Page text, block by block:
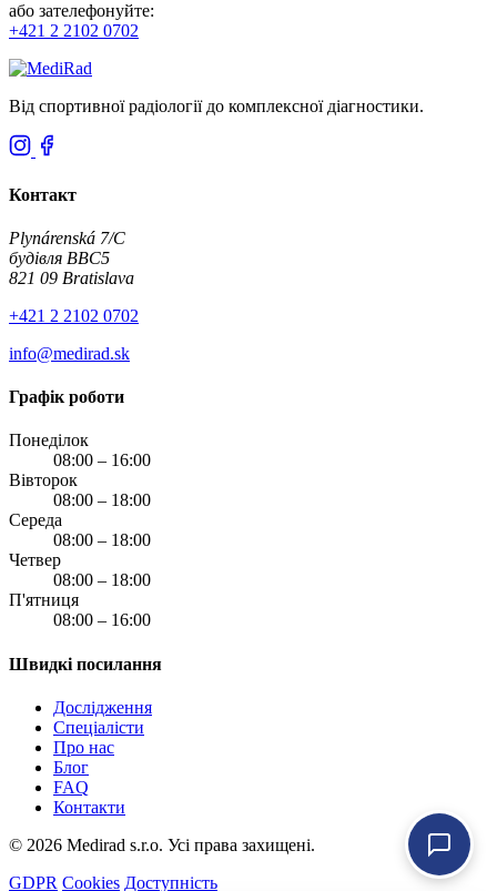
або зателефонуйте:
+421 2 2102 0702
Від спортивної радіології до комплексної діагностики.
Контакт
Plynárenská 7/C
будівля BBC5
821 09 Bratislava
+421 2 2102 0702
info@medirad.sk
Графік роботи
Понеділок
08:00 – 16:00
Вівторок
08:00 – 18:00
Середа
08:00 – 18:00
Четвер
08:00 – 18:00
П'ятниця
08:00 – 16:00
Швидкі посилання
Дослідження
Спеціалісти
Про нас
Блог
FAQ
Контакти
© 2026 Medirad s.r.o. Усі права захищені.
GDPR Cookies Доступність